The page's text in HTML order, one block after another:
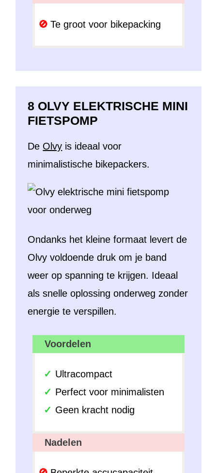
Te groot voor bikepacking
8 OLVY ELEKTRISCHE MINI
FIETSPOMP
De Olvy is ideaal voor
minimalistische bikepackers.
Ondanks het kleine formaat levert de
Olvy voldoende druk om je band
weer op spanning te krijgen. Ideaal
als snelle oplossing onderweg zonder
energie te verspillen.
Voordelen
Ultracompact
Perfect voor minimalisten
Geen kracht nodig
Nadelen